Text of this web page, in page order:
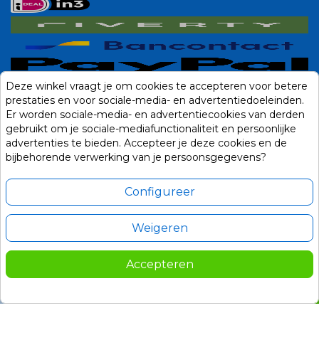
Deze winkel vraagt je om cookies te accepteren voor betere
prestaties en voor sociale-media- en advertentiedoeleinden.
Er worden sociale-media- en advertentiecookies van derden
gebruikt om je sociale-mediafunctionaliteit en persoonlijke
advertenties te bieden. Accepteer je deze cookies en de
bijbehorende verwerking van je persoonsgegevens?
Configureer
Weigeren
Accepteren